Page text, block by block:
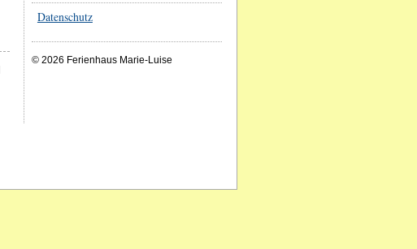
Datenschutz
© 2026 Ferienhaus Marie-Luise